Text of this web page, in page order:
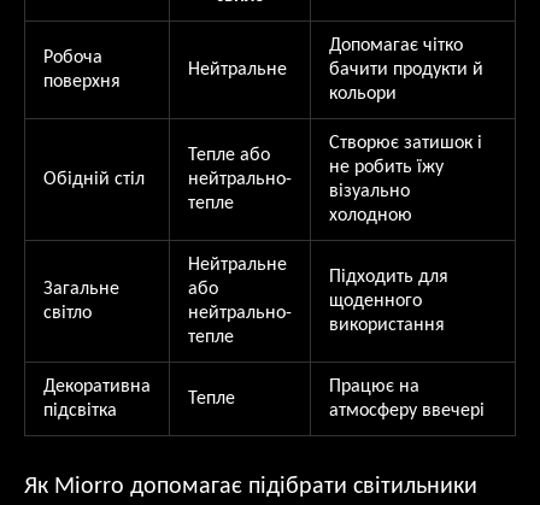
Робоча
поверхня
Нейтральне
Допомагає чітко
бачити продукти й
кольори
Обідній стіл
Тепле або
нейтрально-
тепле
Створює затишок і
не робить їжу
візуально
холодною
Загальне
світло
Нейтральне
або
нейтрально-
тепле
Підходить для
щоденного
використання
Декоративна
підсвітка
Тепле
Працює на
атмосферу ввечері
Як Miorro допомагає підібрати світильники